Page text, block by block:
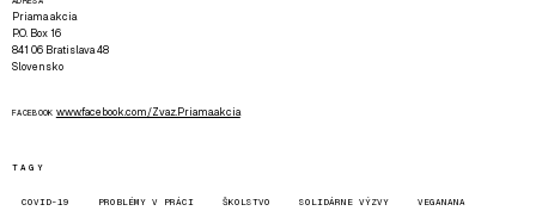
Priama akcia
P.O. Box 16
841 06 Bratislava 48
Slovensko
FACEBOOK www.facebook.com/Zvaz.Priama.akcia
TAGY
COVID-19 PROBLÉMY V PRÁCI ŠKOLSTVO SOLIDÁRNE VÝZVY VEGANANA